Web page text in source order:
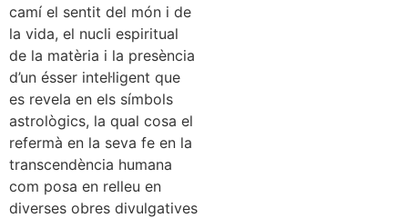
camí el sentit del món i de
la vida, el nucli espiritual
de la matèria i la presència
d’un ésser intel·ligent que
es revela en els símbols
astrològics, la qual cosa el
refermà en la seva fe en la
transcendència humana
com posa en relleu en
diverses obres divulgatives